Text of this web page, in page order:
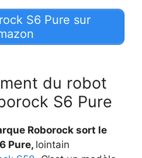
S6 Pure sur
du robot
S6 Pure
Roborock sort le
Pure, lointain